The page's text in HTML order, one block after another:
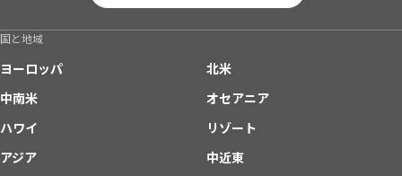
国と地域
ヨーロッパ
北米
中南米
オセアニア
ハワイ
リゾート
アジア
中近東